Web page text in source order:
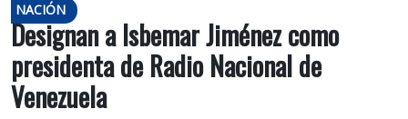
NACIÓN
Designan a Isbemar Jiménez como
presidenta de Radio Nacional de
Venezuela